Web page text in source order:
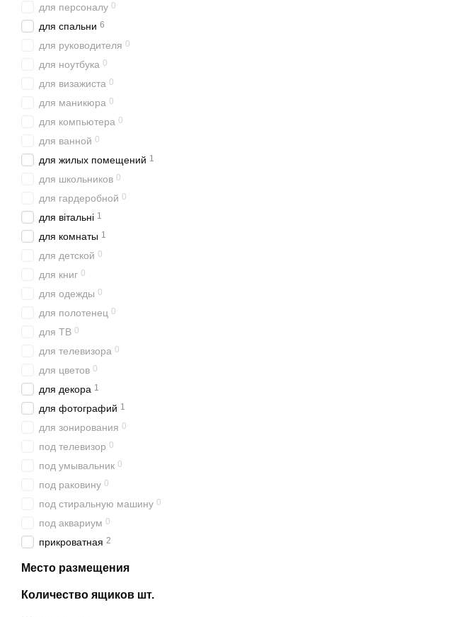
для персоналу 0
для спальни 6
для руководителя 0
для ноутбука 0
для визажиста 0
для маникюра 0
для компьютера 0
для ванной 0
для жилых помещений 1
для школьников 0
для гардеробной 0
для вітальні 1
для комнаты 1
для детской 0
для книг 0
для одежды 0
для полотенец 0
для ТВ 0
для телевизора 0
для цветов 0
для декора 1
для фотографий 1
для зонирования 0
под телевизор 0
под умывальник 0
под раковину 0
под стиральную машину 0
под аквариум 0
прикроватная 2
Место размещения
Количество ящиков шт.